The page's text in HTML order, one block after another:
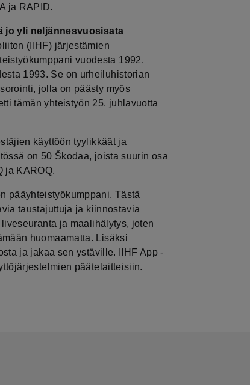
ja RAPID.
jo yli neljännesvuosisata
(IIHF) järjestämien
vuodesta 1992.
1993. Se on urheiluhistorian
jolla on päästy myös
tämän yhteistyön 25. juhlavuotta
käyttöön tyylikkäät ja
on 50 Škodaa, joista suurin osa
ja KAROQ.
pääyhteistyökumppani. Tästä
taustajuttuja ja kiinnostavia
ja maalihälytys, joten
huomaamatta. Lisäksi
ja jakaa sen ystäville. IIHF App -
päätelaitteisiin.